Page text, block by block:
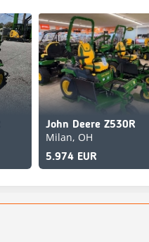
John Deere Z530R
Milan, OH
5.974 EUR